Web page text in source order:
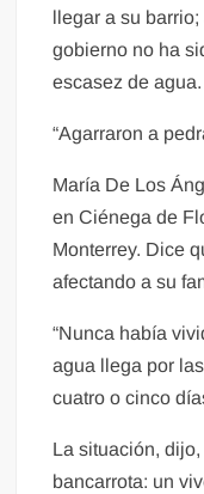
llegar a su
gobierno no ha
escasez de agua.
“Agarraron a
María De Los
en Ciénega de
Monterrey. Dice
afectando a su
“Nunca había
agua llega por
cuatro o cinco
La situación,
bancarrota: un